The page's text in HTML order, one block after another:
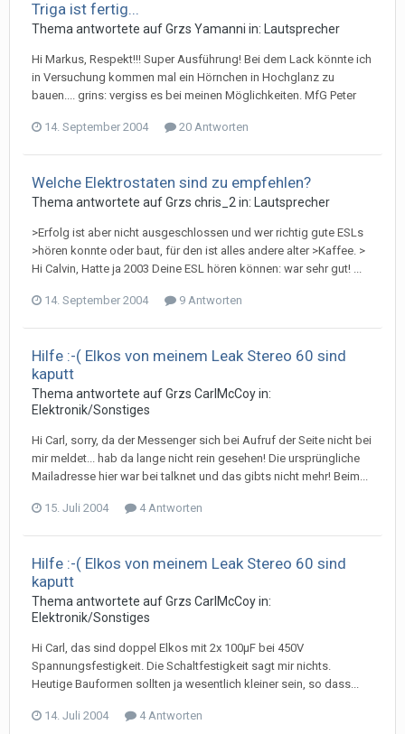
Triga ist fertig...
Thema antwortete aufGrzs Yamanni in: Lautsprecher
Hi Markus, Respekt!!! Super Ausführung! Bei dem Lack könnte ich
in Versuchung kommen mal ein Hörnchen in Hochglanz zu
bauen.... grins: vergiss es bei meinen Möglichkeiten. MfG Peter
14. September 2004 20 Antworten
Welche Elektrostaten sind zu empfehlen?
Thema antwortete aufGrzs chris_2 in: Lautsprecher
>Erfolg ist aber nicht ausgeschlossen und wer richtig gute ESLs
>hören konnte oder baut, für den ist alles andere alter >Kaffee. >
Hi Calvin, Hatte ja 2003 Deine ESL hören können: war sehr gut! ...
14. September 2004 9 Antworten
Hilfe :-( Elkos von meinem Leak Stereo 60 sind
kaputt
Thema antwortete aufGrzs CarlMcCoyin:
Elektronik/Sonstiges
Hi Carl, sorry, da der Messenger sich bei Aufruf der Seite nicht bei
mir meldet... hab da lange nicht rein gesehen! Die ursprüngliche
Mailadresse hier war bei talknet und das gibts nicht mehr! Beim...
15. Juli 2004 4 Antworten
Hilfe :-( Elkos von meinem Leak Stereo 60 sind
kaputt
Thema antwortete aufGrzs CarlMcCoyin:
Elektronik/Sonstiges
Hi Carl, das sind doppel Elkos mit 2x 100µF bei 450V
Spannungsfestigkeit. Die Schaltfestigkeit sagt mir nichts.
Heutige Bauformen sollten ja wesentlich kleiner sein, so dass...
14. Juli 2004 4 Antworten